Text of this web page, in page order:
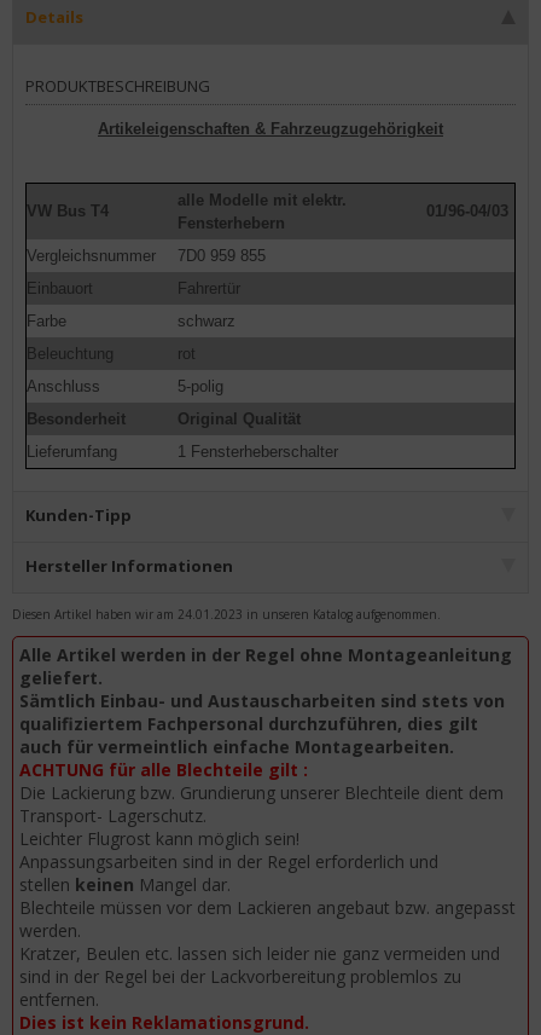
Details
PRODUKTBESCHREIBUNG
Artikeleigenschaften & Fahrzeugzugehörigkeit
VW Bus T4
alle Modelle mit elektr.
Fensterhebern
01/96-04/03
Vergleichsnummer
7D0 959 855
Einbauort
Fahrertür
Farbe
schwarz
Beleuchtung
rot
Anschluss
5-polig
Besonderheit
Original Qualität
Lieferumfang
1 Fensterheberschalter
Kunden-Tipp
Hersteller Informationen
Diesen Artikel haben wir am 24.01.2023 in unseren Katalog aufgenommen.
Alle Artikel werden in der Regel ohne Montageanleitung
geliefert.
Sämtlich Einbau- und Austauscharbeiten sind stets von
qualifiziertem Fachpersonal durchzuführen, dies gilt
auch für vermeintlich einfache Montagearbeiten.
ACHTUNG für alle Blechteile gilt :
Die Lackierung bzw. Grundierung unserer Blechteile dient dem
Transport- Lagerschutz.
Leichter Flugrost kann möglich sein!
Anpassungsarbeiten sind in der Regel erforderlich und
stellen keinen Mangel dar.
Blechteile müssen vor dem Lackieren angebaut bzw. angepasst
werden.
Kratzer, Beulen etc. lassen sich leider nie ganz vermeiden und
sind in der Regel bei der Lackvorbereitung problemlos zu
entfernen.
Dies ist kein Reklamationsgrund.